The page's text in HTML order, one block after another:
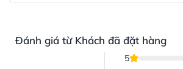
Đánh giá từ Khách đã đặt hàng
5